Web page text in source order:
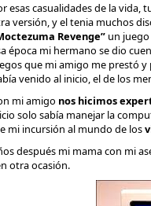
esas casualidades de la vida,
versión, y el tenia muchos
Revenge” un
época mi hermano se dio
que mi amigo me prestó y
venido al inicio, el de los
mi amigo nos hicimos
solo sabía manejar la
mi incursión al mundo de los
después mi mama con mi
otra ocasión.